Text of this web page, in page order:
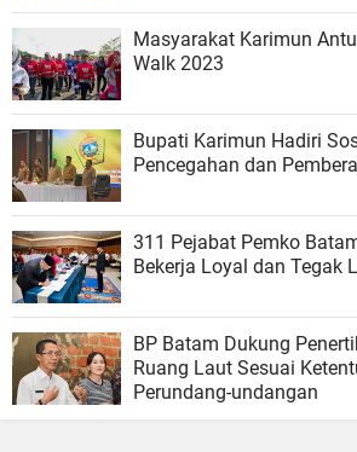
Masyarakat Karimun
Walk 2023
Bupati Karimun Hadiri
Pencegahan dan
311 Pejabat Pemko
Bekerja Loyal dan Tegak
BP Batam Dukung
Ruang Laut Sesuai
Perundang-undangan